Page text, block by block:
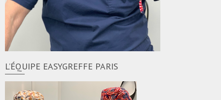
L’ÉQUIPE EASYGREFFE PARIS